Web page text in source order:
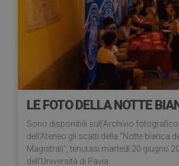
LE FOTO DELLA NOTTE
Sono disponibili sull’Archivio
dell’Ateneo gli scatti della “Notte bianca
Magistrali”, tenutasi martedì 20 giugno
dell’Università di Pavia.